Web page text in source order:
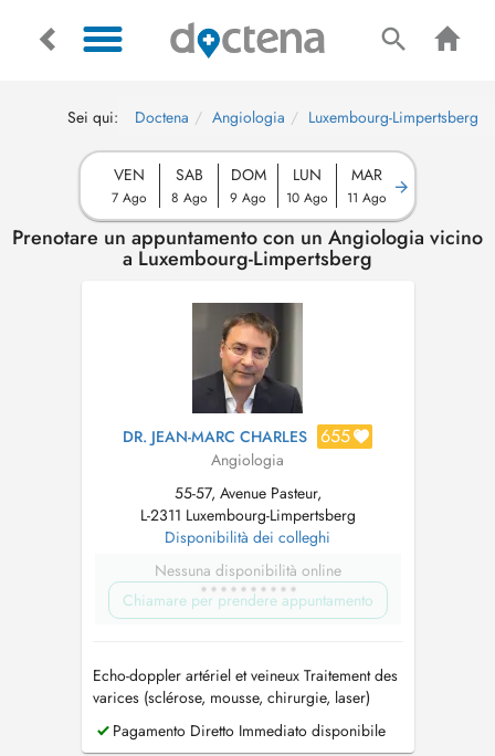
Sei qui: Doctena Angiologia Luxembourg-Limpertsberg
VEN
7 Ago
SAB
8 Ago
DOM
9 Ago
LUN
10 Ago
MAR
11 Ago
Prenotare un appuntamento con un Angiologia vicino
a Luxembourg-Limpertsberg
DR. JEAN-MARC CHARLES 655
Angiologia
55-57, Avenue Pasteur,
L-2311 Luxembourg-Limpertsberg
Disponibilità dei colleghi
Nessuna disponibilità online
Chiamare per prendere appuntamento
Echo-doppler artériel et veineux Traitement des
varices (sclérose, mousse, chirurgie, laser)
Pagamento Diretto Immediato disponibile